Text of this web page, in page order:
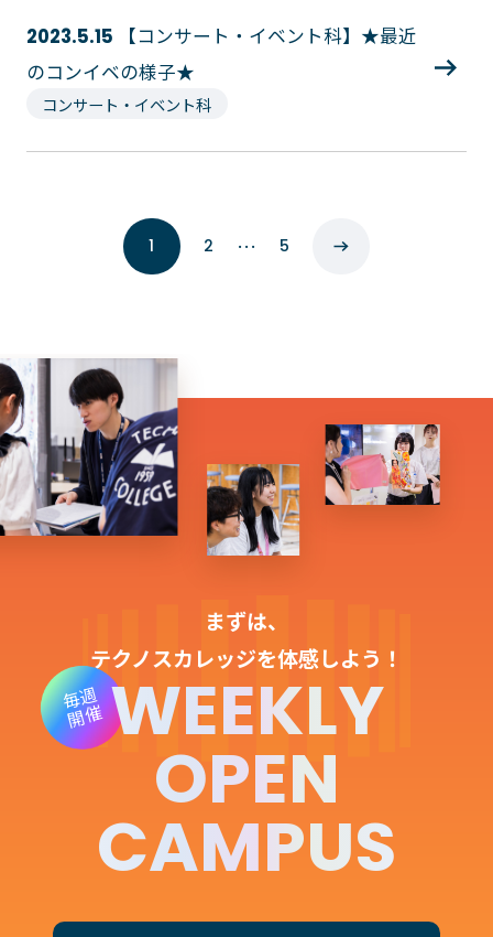
2023.5.15
【コンサート・イベント科】★最近
のコンイベの様子★
コンサート・イベント科
1 2 … 5
まずは、
テクノスカレッジを体感しよう！
毎週
開催WEEKLY
OPEN
CAMPUS